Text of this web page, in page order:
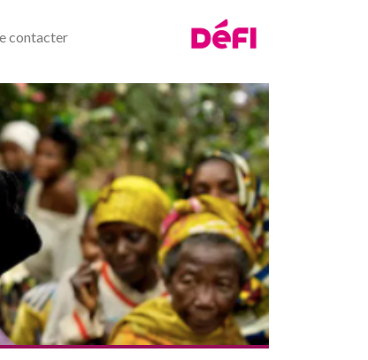
contacter